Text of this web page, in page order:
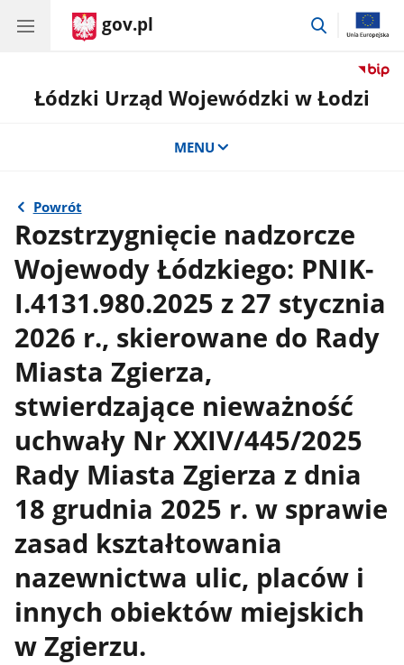
gov.pl
przejdź
Łódzki Urząd Wojewódzki w Łodzi
MENU
Powrót
Rozstrzygnięcie nadzorcze
Wojewody Łódzkiego: PNIK-
I.4131.980.2025 z 27 stycznia
2026 r., skierowane do Rady
Miasta Zgierza,
stwierdzające nieważność
uchwały Nr XXIV/445/2025
Rady Miasta Zgierza z dnia
18 grudnia 2025 r. w sprawie
zasad kształtowania
nazewnictwa ulic, placów i
innych obiektów miejskich
w Zgierzu.